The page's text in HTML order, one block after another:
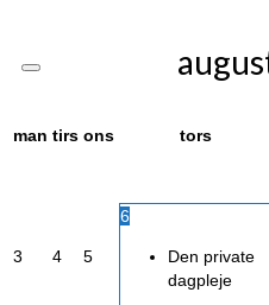
man tirs ons tors
3 4 5
6
Den private
dagpleje